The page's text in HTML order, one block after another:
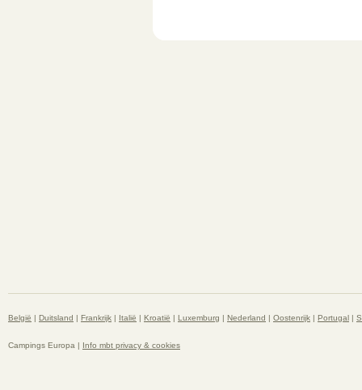
België | Duitsland | Frankrijk | Italië | Kroatië | Luxemburg | Nederland | Oostenrijk | Portugal |
Campings Europa | Info mbt privacy & cookies